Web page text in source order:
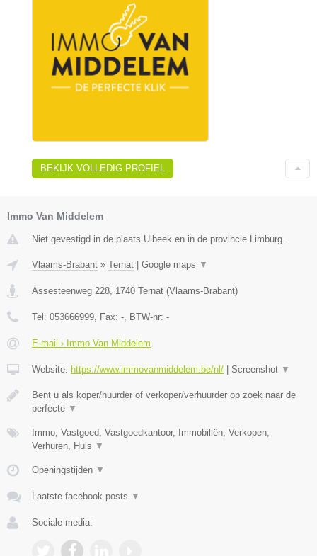
BEKIJK VOLLEDIG PROFIEL
Immo Van Middelem
Niet gevestigd in de plaats Ulbeek en in de provincie Limburg.
Vlaams-Brabant » Ternat Google maps ▼
Assesteenweg 228 1740 Ternat (Vlaams-Brabant)
Tel: 053666999 , Fax: - , BTW-nr: -
E-mail › Immo Van Middelem
Website: https://www.immovanmiddelem.be/nl/ Screenshot ▼
Bent u als koper/huurder of verkoper/verhuurder op zoek naar de
perfecte ▼
Immo, Vastgoed, Vastgoedkantoor, Immobiliën, Verkopen,
Verhuren, Huis ▼
Openingstijden ▼
Laatste facebook posts ▼
Sociale media: